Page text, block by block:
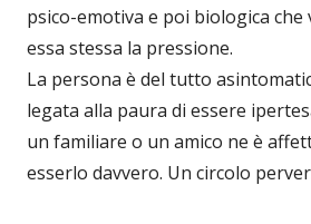
psico-emotiva e poi biologica che
essa stessa la pressione.
La persona è del tutto
legata alla paura di essere
un familiare o un amico ne è
esserlo davvero. Un circolo